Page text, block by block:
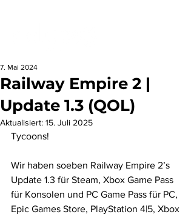
Railway Empire 2 |
Update 1.3 (QOL)
7. Mai 2024
Aktualisiert: 15. Juli 2025
Tycoons!
Wir haben soeben Railway Empire 2’s
Update 1.3 für Steam, Xbox Game Pass
für Konsolen und PC Game Pass für PC,
Epic Games Store, PlayStation 4|5, Xbox